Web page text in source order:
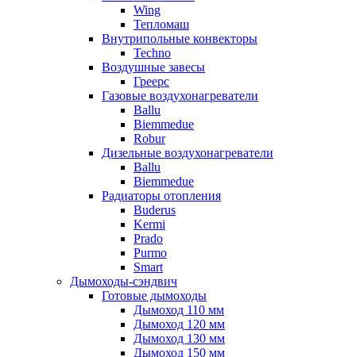
Wing
Тепломаш
Внутрипольные конвекторы
Techno
Воздушные завесы
Греерс
Газовые воздухонагреватели
Ballu
Biemmedue
Robur
Дизельные воздухонагреватели
Ballu
Biemmedue
Радиаторы отопления
Buderus
Kermi
Prado
Purmo
Smart
Дымоходы-сэндвич
Готовые дымоходы
Дымоход 110 мм
Дымоход 120 мм
Дымоход 130 мм
Дымоход 150 мм